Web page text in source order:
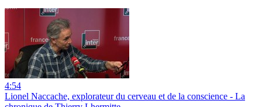
4:54
Lionel Naccache, explorateur du cerveau et de la conscience - La